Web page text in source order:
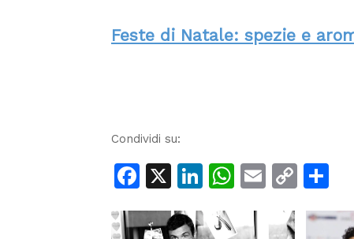
Feste di Natale: spezie e
Condividi su:
Facebook
X LinkedIn
WhatsApp
Email
Copy